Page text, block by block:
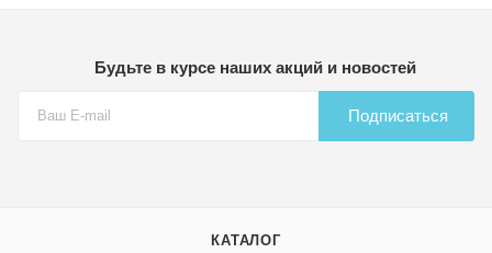
Будьте в курсе наших акций и новостей
Подписаться
КАТАЛОГ